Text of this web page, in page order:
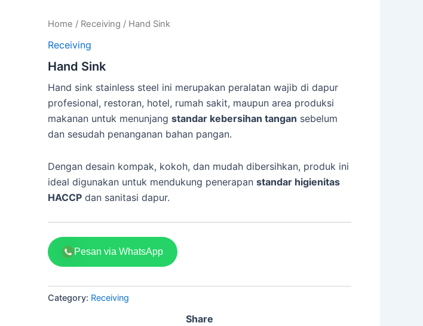
Home / Receiving / Hand Sink
Receiving
Hand Sink
Hand sink stainless steel ini merupakan peralatan wajib di dapur
profesional, restoran, hotel, rumah sakit, maupun area produksi
makanan untuk menunjangstandar kebersihan tangan sebelum
dan sesudah penanganan bahan pangan.
Dengan desain kompak, kokoh, dan mudah dibersihkan, produk ini
ideal digunakan untuk mendukung penerapanstandar higienitas
HACCP dan sanitasi dapur.
Pesan via WhatsApp
Category: Receiving
Share